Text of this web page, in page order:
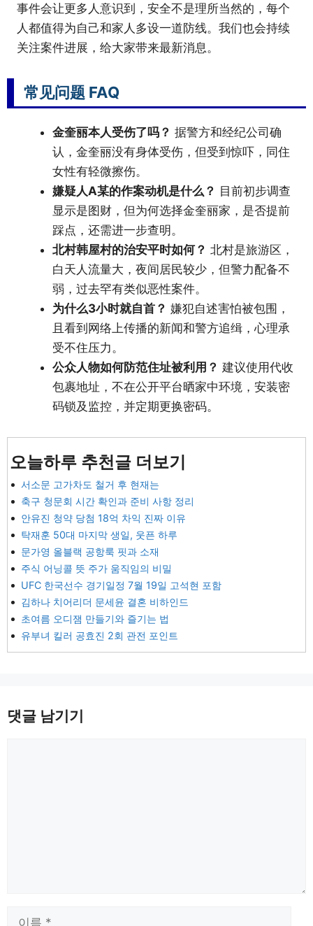
事件会让更多人意识到，安全不是理所当然的，每个
人都值得为自己和家人多设一道防线。我们也会持续
关注案件进展，给大家带来最新消息。
常见问题 FAQ
金奎丽本人受伤了吗？ 据警方和经纪公司确
认，金奎丽没有身体受伤，但受到惊吓，同住
女性有轻微擦伤。
嫌疑人A某的作案动机是什么？ 目前初步调查
显示是图财，但为何选择金奎丽家，是否提前
踩点，还需进一步查明。
北村韩屋村的治安平时如何？ 北村是旅游区，
白天人流量大，夜间居民较少，但警力配备不
弱，过去罕有类似恶性案件。
为什么3小时就自首？ 嫌犯自述害怕被包围，
且看到网络上传播的新闻和警方追缉，心理承
受不住压力。
公众人物如何防范住址被利用？ 建议使用代收
包裹地址，不在公开平台晒家中环境，安装密
码锁及监控，并定期更换密码。
오늘하루 추천글 더보기
서소문 고가차도 철거 후 현재는
축구 청문회 시간 확인과 준비 사항 정리
안유진 청약 당첨 18억 차익 진짜 이유
탁재훈 50대 마지막 생일, 웃픈 하루
문가영 올블랙 공항룩 핏과 소재
주식 어닝콜 뜻 주가 움직임의 비밀
UFC 한국선수 경기일정 7월 19일 고석현 포함
김하나 치어리더 문세윤 결혼 비하인드
초여름 오디잼 만들기와 즐기는 법
유부녀 킬러 공효진 2회 관전 포인트
댓글 남기기